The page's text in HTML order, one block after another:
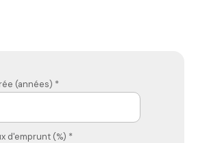
(années) *
d'emprunt (%) *